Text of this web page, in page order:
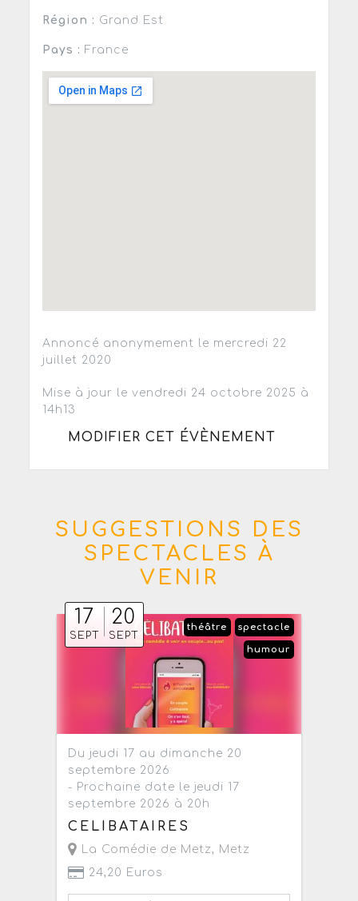
Région : Grand Est
Pays : France
Annoncé anonymement le mercredi 22
juillet 2020
Mise à jour le vendredi 24 octobre 2025 à
14h13
MODIFIER CET ÉVÈNEMENT
SUGGESTIONS DES
SPECTACLES À
VENIR
17
SEPT
20
SEPT
spectacle
théâtre
humour
Du jeudi 17 au dimanche 20
septembre 2026
- Prochaine date le jeudi 17
septembre 2026 à 20h
CELIBATAIRES
La Comédie de Metz, Metz
24,20 Euros